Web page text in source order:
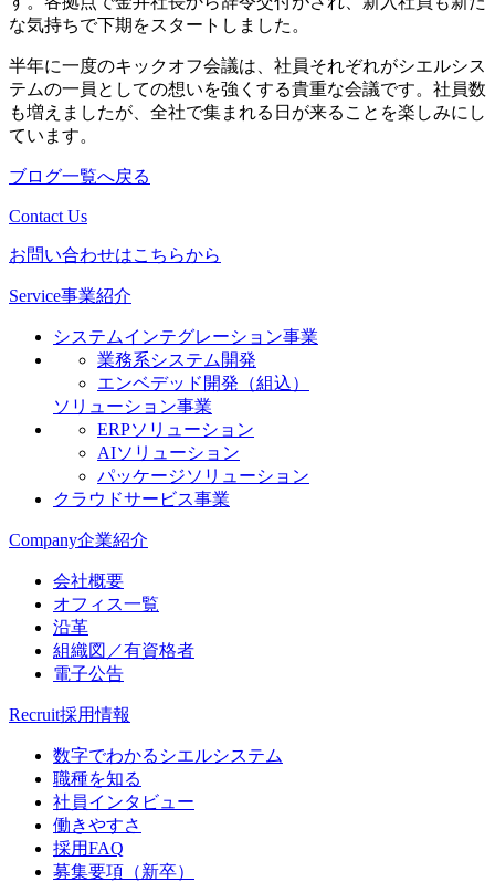
な気持ちで下期をスタートしました。
半年に一度のキックオフ会議は、社員それぞれがシエルシス
テムの一員としての想いを強くする貴重な会議です。社員数
も増えましたが、全社で集まれる日が来ることを楽しみにし
ています。
ブログ一覧へ戻る
Contact Us
お問い合わせはこちらから
Service事業紹介
システムインテグレーション事業
業務系システム開発
エンベデッド開発（組込）
ソリューション事業
ERPソリューション
AIソリューション
パッケージソリューション
クラウドサービス事業
Company企業紹介
会社概要
オフィス一覧
沿革
組織図／有資格者
電子公告
Recruit採用情報
数字でわかるシエルシステム
職種を知る
社員インタビュー
働きやすさ
採用FAQ
募集要項（新卒）